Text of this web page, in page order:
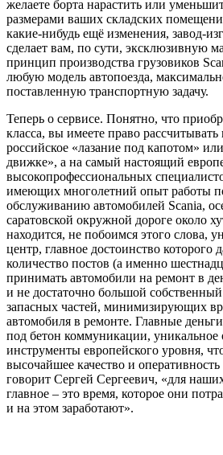
желаете борта нарастить или
размерами ваших складских
какие-нибудь ещё изменения, завод-
сделает вам, по сути, эксклюзивную
принцип производства грузовиков
любую модель автопоезда,
поставленную транспортную задачу.
Теперь о сервисе. Понятно, что
класса, вы имеете право
российское «лазание под капотом»
движке», а на самый настоящий
высокопрофессиональных
имеющих многолетний опыт работы
обслуживанию автомобилей Scania,
саратовской окружной дороге около
находится, не побоимся этого слова,
центр, главное достоинство которого
количество постов (а именно
принимать автомобили на ремонт в
и не достаточно большой
запасных частей, минимизирующих
автомобиля в ремонте. Главные
под бетон коммуникации, уникальное
инструменты европейского уровня,
высочайшее качество и
говорит Сергей Сергеевич, «для
главное – это время, которое они
и на этом заработают».